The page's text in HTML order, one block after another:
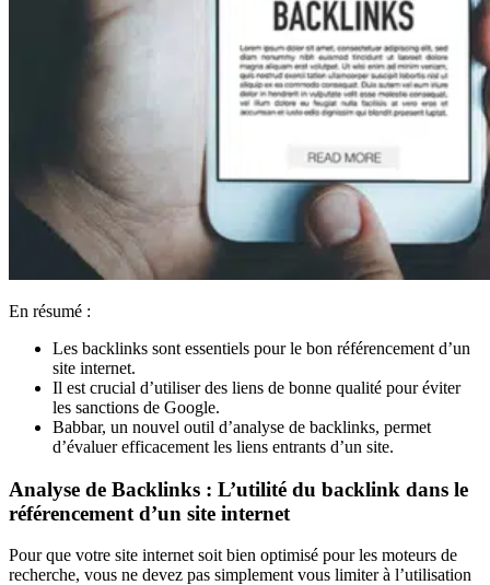
En résumé :
Les backlinks sont essentiels pour le bon référencement d’un
site internet.
Il est crucial d’utiliser des liens de bonne qualité pour éviter
les sanctions de Google.
Babbar, un nouvel outil d’analyse de backlinks, permet
d’évaluer efficacement les liens entrants d’un site.
Analyse de Backlinks : L’utilité du backlink dans le
référencement d’un site internet
Pour que votre site internet soit bien optimisé pour les moteurs de
recherche, vous ne devez pas simplement vous limiter à l’utilisation